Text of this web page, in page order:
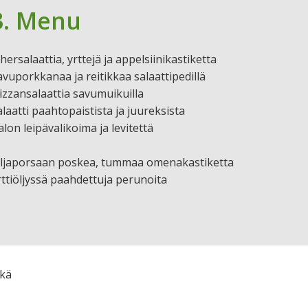
Menu
yrttejä ja appelsiinikastiketta
ja reitikkaa salaattipedillä
savumuikuilla
paahtopaistista ja juureksista
leipävalikoima ja levitettä
poskea, tummaa omenakastiketta
paahdettuja perunoita